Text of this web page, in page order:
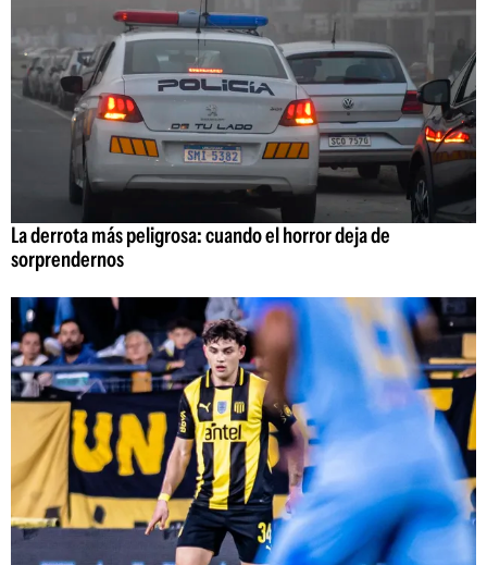
La derrota más peligrosa: cuando el horror deja de
sorprendernos